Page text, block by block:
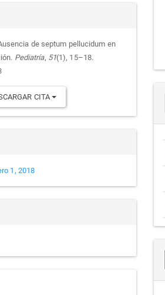
de septum pellucidum en
Pediatría, 51(1), 15–18.
CITA
1, 2018